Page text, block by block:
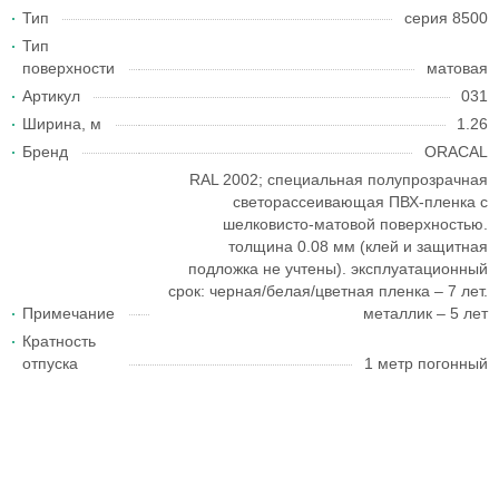
Тип
серия 8500
Тип
поверхности
матовая
Артикул
031
Ширина, м
1.26
Бренд
ORACAL
Примечание
RAL 2002; специальная полупрозрачная
светорассеивающая ПВХ-пленка с
шелковисто-матовой поверхностью.
толщина 0.08 мм (клей и защитная
подложка не учтены). эксплуатационный
срок: черная/белая/цветная пленка – 7 лет.
металлик – 5 лет
Кратность
отпуска
1 метр погонный